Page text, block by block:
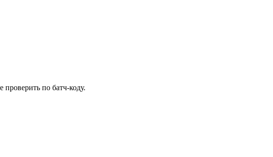
по батч-коду.